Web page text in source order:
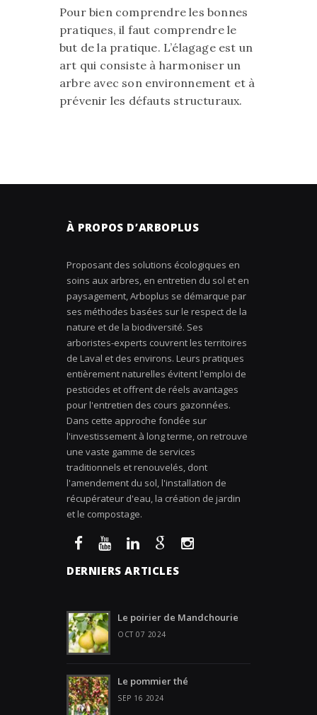
Pour bien comprendre les bonnes
pratiques, il faut comprendre le
but de la pratique. L’élagage est un
art qui consiste à harmoniser un
arbre avec son environnement et à
prévenir les défauts structuraux.
À PROPOS D’ARBOPLUS
Proposant des solutions écologiques en
soins aux arbres, en entretien du sol et en
paysagement, Arboplus se démarque par
ses méthodes basées sur le respect de la
nature et de la biodiversité. Ses
arboristes-experts couvrent les territoires
de Laval et des environs. Leurs pratiques
entièrement naturelles évitent l'emploi de
pesticides et offrent de réels avantages
pour l'entretien des cours gazonnées.
Dans cette approche fondée sur
l'investissement à long terme, on retrouve
une vaste gamme de services
traditionnels et renouvelés, dont
l'amendement du sol, l'installation de
récupérateur d'eau, la création de jardin
et le compostage.
DERNIERS ARTICLES
Le poirier de Mandchourie
OCT 07 2024
Le pommier thé
SEP 16 2024